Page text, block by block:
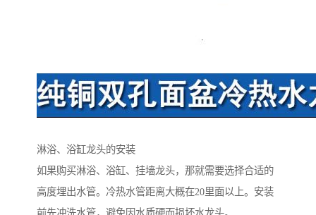
淋浴、浴缸龙头的安装
如果购买淋浴、浴缸、挂墙龙头，那就需要选择合适的
高度埋出水管。冷热水管距离大概在20里面以上。安装